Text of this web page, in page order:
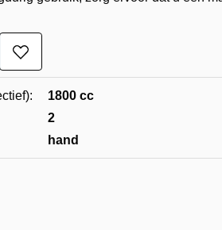
Toevoegen
aan
1800 cc
2
hand